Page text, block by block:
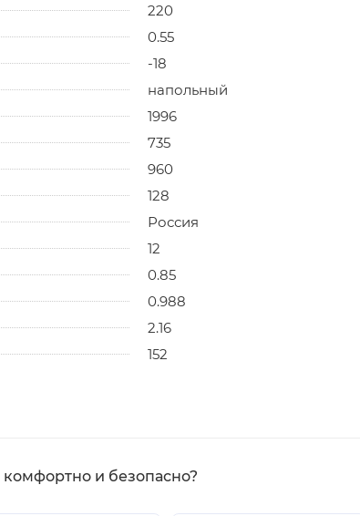
220
0.55
-18
напольный
1996
735
960
128
Россия
12
0.85
0.988
2.16
152
комфортно и безопасно?